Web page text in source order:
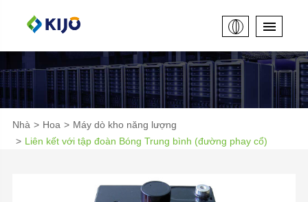
Nhà Hoa
Máy dò kho năng lượng
Liên kết với tập đoàn Bóng Trung bình (đường phay cổ)